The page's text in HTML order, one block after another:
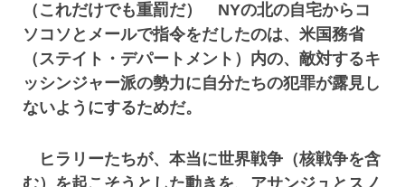
（これだけでも重罰だ） NYの北の自宅からコ
ソコソとメールで指令をだしたのは、米国務省
（ステイト・デパートメント）内の、敵対するキ
ッシンジャー派の勢力に自分たちの犯罪が露見し
ないようにするためだ。
ヒラリーたちが、本当に世界戦争（核戦争を含